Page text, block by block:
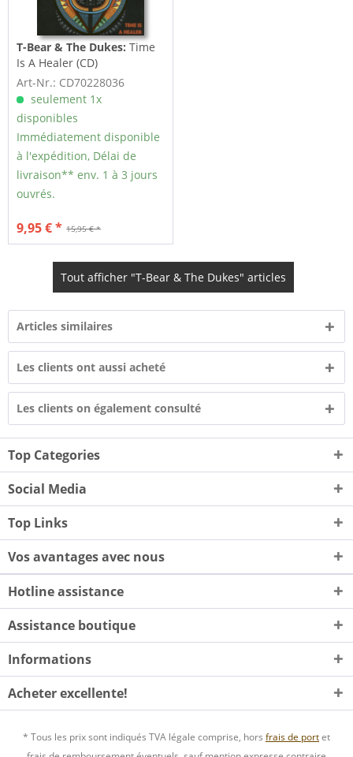
T-Bear & The Dukes:Time
Is A Healer (CD)
Art-Nr.: CD70228036
seulement 1x
disponibles
Immédiatement disponible
à l'expédition, Délai de
livraison** env. 1 à 3 jours
ouvrés.
15,95 € *
9,95 € *
Tout afficher "T-Bear & The Dukes" articles
Articles similaires
Les clients ont aussi acheté
Les clients on également consulté
Top Categories
Social Media
Top Links
Vos avantages avec nous
Hotline assistance
Assistance boutique
Informations
Acheter excellente!
* Tous les prix sont indiqués TVA légale comprise, hors frais de portet